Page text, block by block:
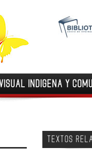
INDIGENA Y
TEXTOS